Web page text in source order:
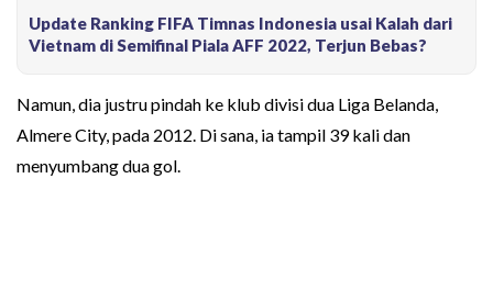
Update Ranking FIFA Timnas Indonesia usai Kalah dari
Vietnam di Semifinal Piala AFF 2022, Terjun Bebas?
Namun, dia justru pindah ke klub divisi dua Liga Belanda,
Almere City, pada 2012. Di sana, ia tampil 39 kali dan
menyumbang dua gol.